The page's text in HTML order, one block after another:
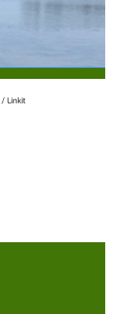
/ Linkit